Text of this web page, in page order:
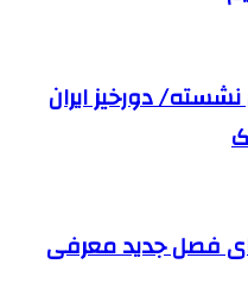
نشسته/ دورخیز ایران
برای فصل جدید معرفی